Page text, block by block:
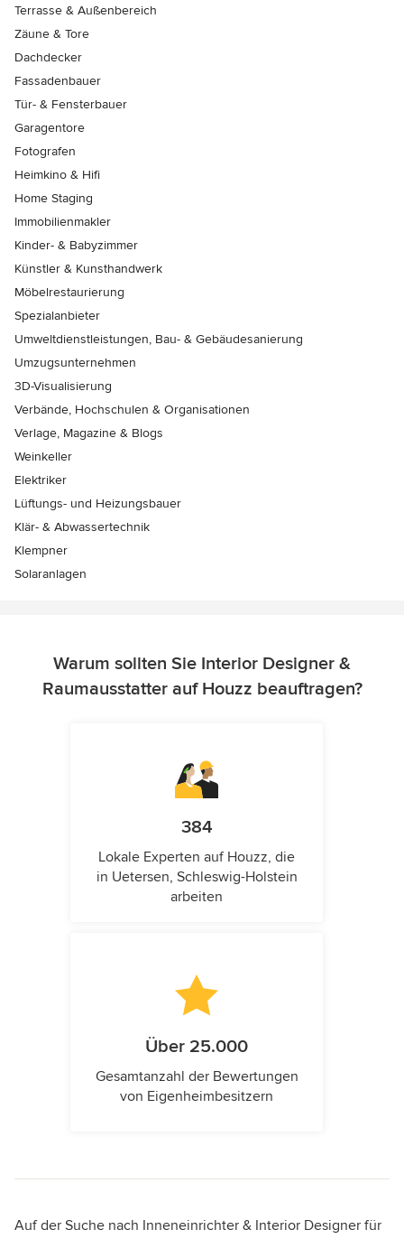
Terrasse & Außenbereich
Zäune & Tore
Dachdecker
Fassadenbauer
Tür- & Fensterbauer
Garagentore
Fotografen
Heimkino & Hifi
Home Staging
Immobilienmakler
Kinder- & Babyzimmer
Künstler & Kunsthandwerk
Möbelrestaurierung
Spezialanbieter
Umweltdienstleistungen, Bau- & Gebäudesanierung
Umzugsunternehmen
3D-Visualisierung
Verbände, Hochschulen & Organisationen
Verlage, Magazine & Blogs
Weinkeller
Elektriker
Lüftungs- und Heizungsbauer
Klär- & Abwassertechnik
Klempner
Solaranlagen
Warum sollten Sie Interior Designer &
Raumausstatter auf Houzz beauftragen?
384
Lokale Experten auf Houzz, die
in Uetersen, Schleswig-Holstein
arbeiten
Über 25.000
Gesamtanzahl der Bewertungen
von Eigenheimbesitzern
Auf der Suche nach Inneneinrichter & Interior Designer für